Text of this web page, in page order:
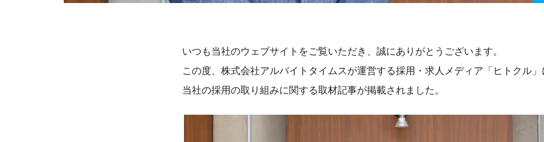
いつも当社のウェブサイトをご覧いただき、誠にありがとうございます。
この度、株式会社アルバイトタイムスが運営する採用・求人メディア「ヒトクル」
当社の採用の取り組みに関する取材記事が掲載されました。